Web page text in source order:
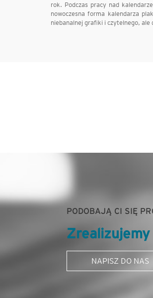
rok. Podczas pracy nad
nowoczesna forma kalendarza
niebanalnej grafiki i czytelnego,
PODOBAJĄ CI SIĘ
NAPISZ DO NAS